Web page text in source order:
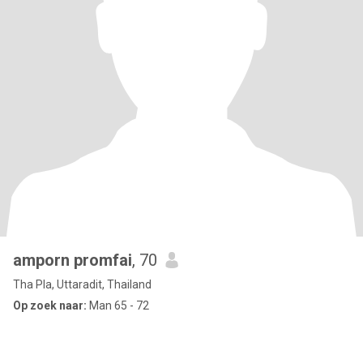
amporn promfai, 70
Tha Pla, Uttaradit, Thailand
Op zoek naar: Man 65 - 72